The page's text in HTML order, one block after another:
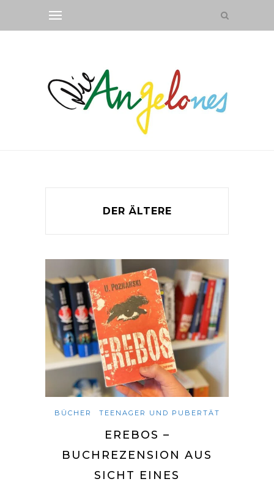
DER ÄLTERE
BÜCHER TEENAGER UND PUBERTÄT
EREBOS –
BUCHREZENSION AUS
SICHT EINES